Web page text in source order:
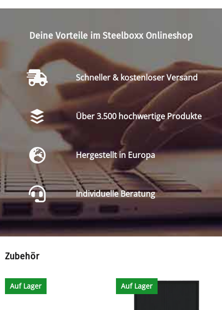
Deine Vorteile im Steelboxx Onlineshop
Schneller & kostenloser Versand
Über 3.500 hochwertige Produkte
Hergestellt in Europa
Individuelle Beratung
Zubehör
Auf Lager Auf Lager